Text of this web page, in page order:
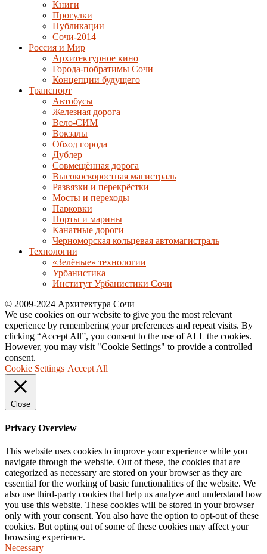
Книги
Прогулки
Публикации
Сочи-2014
Россия и Мир
Архитектурное кино
Города-побратимы Сочи
Концепции будущего
Транспорт
Автобусы
Железная дорога
Вело-СИМ
Вокзалы
Обход города
Дублер
Совмещённая дорога
Высокоскоростная магистраль
Развязки и перекрёстки
Мосты и переходы
Парковки
Порты и марины
Канатные дороги
Черноморская кольцевая автомагистраль
Технологии
«Зелёные» технологии
Урбанистика
Институт Урбанистики Сочи
© 2009-2024 Архитектура Сочи
We use cookies on our website to give you the most relevant
experience by remembering your preferences and repeat visits. By
clicking “Accept All”, you consent to the use of ALL the cookies.
However, you may visit "Cookie Settings" to provide a controlled
consent.
Cookie Settings Accept All
Close
Privacy Overview
This website uses cookies to improve your experience while you
navigate through the website. Out of these, the cookies that are
categorized as necessary are stored on your browser as they are
essential for the working of basic functionalities of the website. We
also use third-party cookies that help us analyze and understand how
you use this website. These cookies will be stored in your browser
only with your consent. You also have the option to opt-out of these
cookies. But opting out of some of these cookies may affect your
browsing experience.
Necessary